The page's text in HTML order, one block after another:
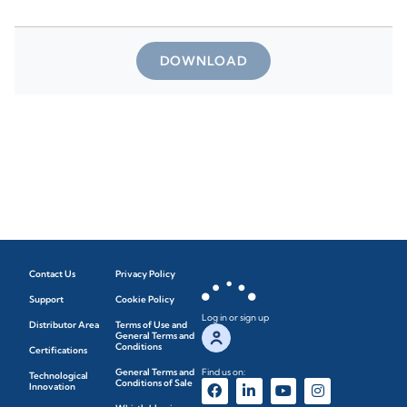
DOWNLOAD
Contact Us
Support
Distributor Area
Certifications
Technological
Innovation
Privacy Policy
Cookie Policy
Terms of Use and
General Terms and
Conditions
General Terms and
Conditions of Sale
Log in or sign up
Find us on: